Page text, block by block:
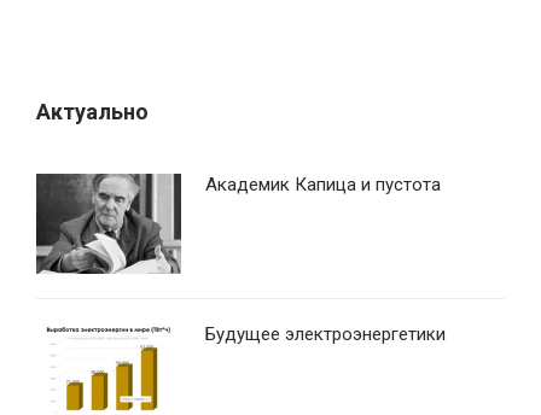
Актуально
Академик Капица и пустота
Будущее электроэнергетики